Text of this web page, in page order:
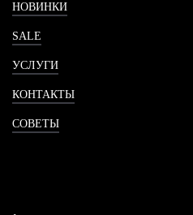
НОВИНКИ
SALE
УСЛУГИ
КОНТАКТЫ
СОВЕТЫ